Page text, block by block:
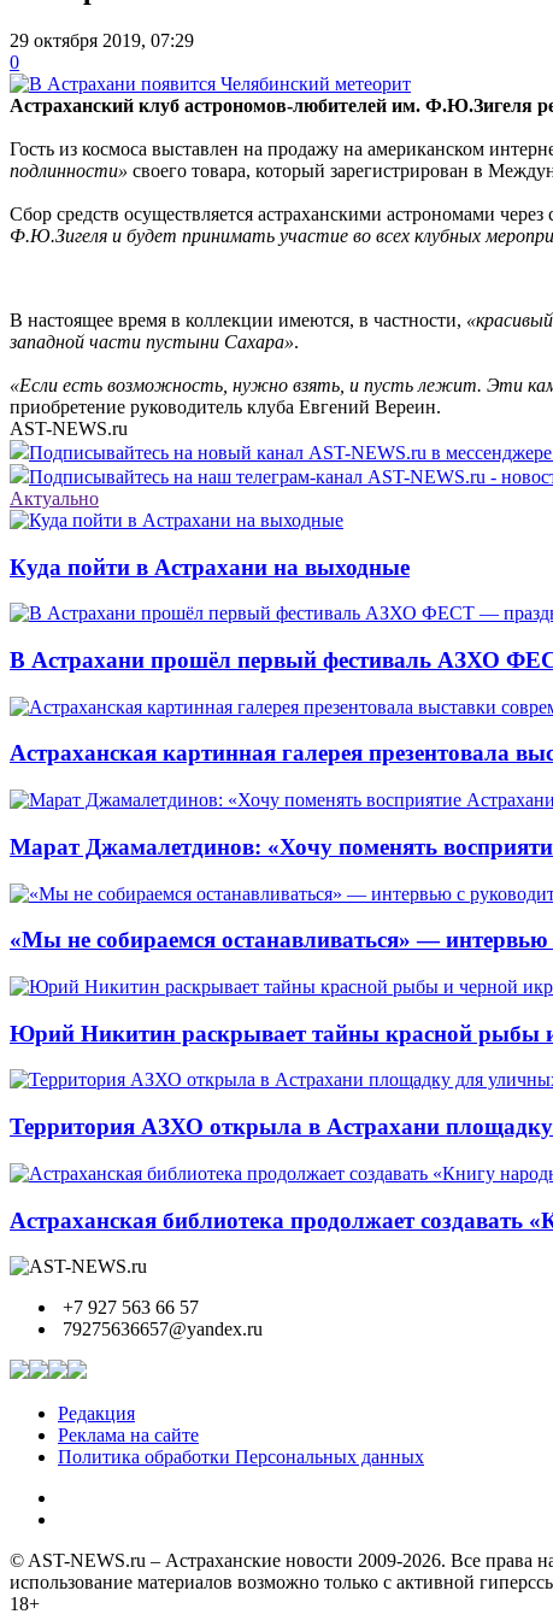
29 октября 2019, 07:29
0
Астраханский клуб астрономов-любителей им. Ф.Ю.Зигеля
Гость из космоса выставлен на продажу на американском
подлинности» своего товара, который зарегистрирован в
Сбор средств осуществляется астраханскими астрономами
Ф.Ю.Зигеля и будет принимать участие во всех клубных
В настоящее время в коллекции имеются, в частности,
западной части пустыни Сахара».
«Если есть возможность, нужно взять, и пусть лежит. Эти
приобретение руководитель клуба Евгений Вереин.
AST-NEWS.ru
Подписывайтесь на новый канал AST-NEWS.ru в
Подписывайтесь на наш телеграм-канал AST-NEWS.ru -
Актуально
Куда пойти в Астрахани на выходные
В Астрахани прошёл первый фестиваль АЗХО
Астраханская картинная галерея презентовала
Марат Джамалетдинов: «Хочу поменять
«Мы не собираемся останавливаться» —
Юрий Никитин раскрывает тайны красной рыбы
Территория АЗХО открыла в Астрахани
Астраханская библиотека продолжает создавать
+7 927 563 66 57
79275636657@yandex.ru
Редакция
Реклама на сайте
Политика обработки Персональных данных
© AST-NEWS.ru – Астраханские новости 2009-2026. Все права
использование материалов возможно только с активной
18+